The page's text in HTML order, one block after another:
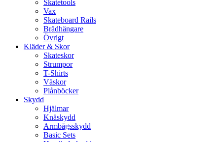
Skatetools
Vax
Skateboard Rails
Brädhängare
Övrigt
Kläder & Skor
Skateskor
Strumpor
T-Shirts
Väskor
Plånböcker
Skydd
Hjälmar
Knäskydd
Armbågsskydd
Basic Sets